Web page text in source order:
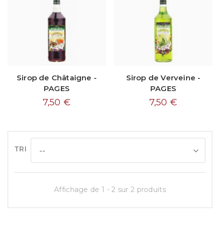
Sirop de Châtaigne -
PAGES
7,50 €
Sirop de Verveine -
PAGES
7,50 €
TRI --
Affichage de 1 - 2 sur 2 produits